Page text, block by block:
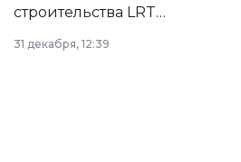
строительства LRT
в Астане из
республиканского
31 декабря, 12:39